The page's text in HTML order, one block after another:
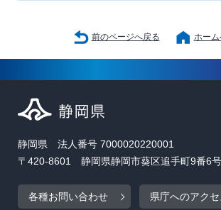
前のページへ戻る ホー
静岡県 法人番号 7000020220001
〒420-8601 静岡県静岡市葵区追手町9番6号
各種お問い合わせ 県庁へのアクセ